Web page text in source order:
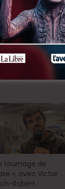
LinkedIn
tournage de
», avec Victor
Robert